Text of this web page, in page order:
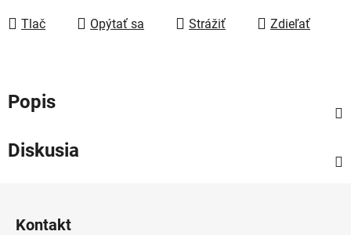
Tlač Opýtať sa Strážiť Zdieľať
Popis
Diskusia
Kontakt